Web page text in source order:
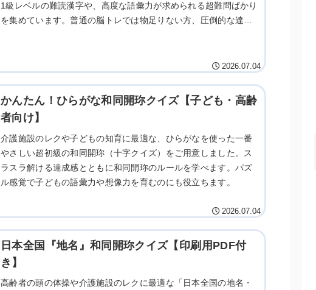
1級レベルの難読漢字や、高度な語彙力が求められる超難問ばかり
を集めています。普通の脳トレでは物足りない方、圧倒的な達成
2026.07.04
かんたん！ひらがな和同開珎クイズ【子ども・高齢
者向け】
介護施設のレクや子どもの知育に最適な、ひらがなを使った一番
やさしい超初級の和同開珎（十字クイズ）をご用意しました。ス
ラスラ解ける達成感とともに和同開珎のルールを学べます。パズ
ル感覚で子どもの語彙力や想像力を育むのにも役立ちます。
2026.07.04
日本全国『地名』和同開珎クイズ【印刷用PDF付
き】
高齢者の頭の体操や介護施設のレクに最適な「日本全国の地名・